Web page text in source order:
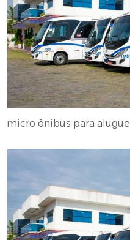
micro ônibus para aluguel